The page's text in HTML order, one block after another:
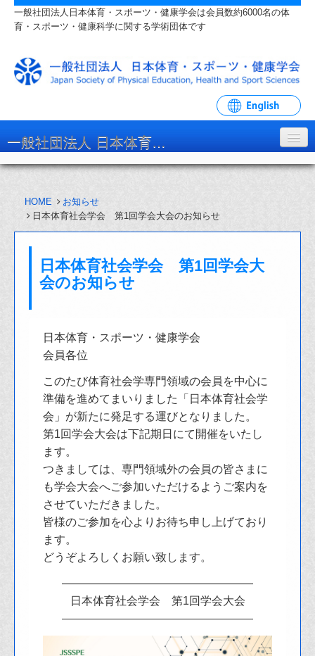
一般社団法人日本体育・スポーツ・健康学会は会員数約6000名の体
育・スポーツ・健康科学に関する学術団体です
一般社団法人 日本体育・スポーツ・健康学会
入会・各種手続
学会大会・研究会
リンク・関連団体
お問い合わせ
HOME
お知らせ
日本体育社会学会 第1回学会大会のお知らせ
日本体育社会学会 第1回学会大
会のお知らせ
日本体育・スポーツ・健康学会
会員各位
このたび体育社会学専門領域の会員を中心に
準備を進めてまいりました「日本体育社会学
会」が新たに発足する運びとなりました。
第1回学会大会は下記期日にて開催をいたし
ます。
つきましては、専門領域外の会員の皆さまに
も学会大会へご参加いただけるようご案内を
させていただきました。
皆様のご参加を心よりお待ち申し上げており
ます。
どうぞよろしくお願い致します。
—————————————————
日本体育社会学会 第1回学会大会
—————————————————